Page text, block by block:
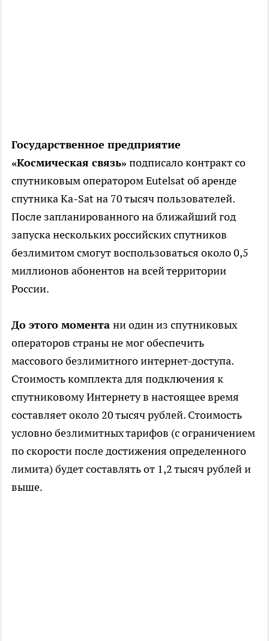
Государственное предприятие
«Космическая связь» подписало контракт со
спутниковым оператором Eutelsat об аренде
спутника Ka-Sat на 70 тысяч пользователей.
После запланированного на ближайший год
запуска нескольких российских спутников
безлимитом смогут воспользоваться около 0,5
миллионов абонентов на всей территории
России.
До этого момента ни один из спутниковых
операторов страны не мог обеспечить
массового безлимитного интернет-доступа.
Стоимость комплекта для подключения к
спутниковому Интернету в настоящее время
составляет около 20 тысяч рублей. Стоимость
условно безлимитных тарифов (с ограничением
по скорости после достижения определенного
лимита) будет составлять от 1,2 тысяч рублей и
выше.